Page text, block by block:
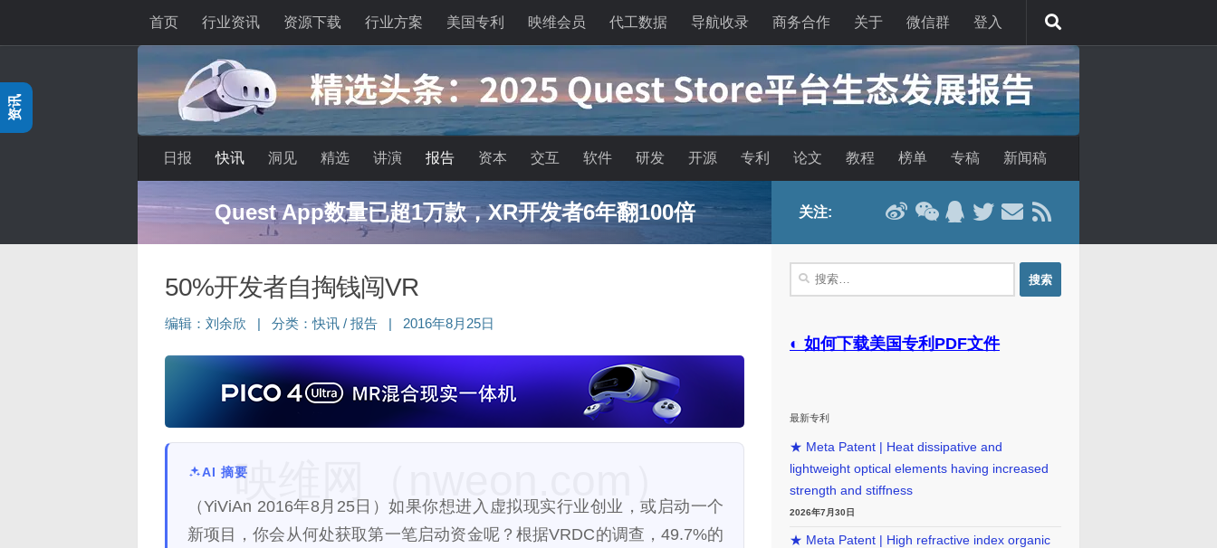
首页 行业资讯 资源下载 行业方案 美国专利 映维会员 代工数据 导航收录 商务合作 关于 微信群 登入
日报 快讯 洞见 精选 讲演 报告 资本 交互 软件 研发 开源 专利 论文 教程 榜单 专稿 新闻稿
Quest App数量已超1万款，XR开发者6年翻100倍
50%开发者自掏钱闯VR
编辑： 刘余欣 分类：快讯 / 报告 2016年8月25日
AI 摘要
（YiViAn 2016年8月25日）如果你想进入虚拟现实行业创业，或启动一个
新项目，你会从何处获取第一笔启动资金呢？根据VRDC的调查，49.7%的
映维网（nweon.com）
关注:
搜
索：
◐ 如何下载美国专利PDF文件
最新专利
★ Meta Patent | Heat dissipative and
lightweight optical elements having increased
strength and stiffness
2026年7月30日
★ Meta Patent | High refractive index organic
资讯